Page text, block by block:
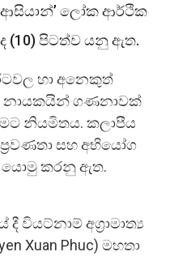
ලෝක ආර්ථික
(10) පිටත්ව යනු ඇත.
හා අනෙකුත්
නායකයින් ගණනාවක්
නියමිතය. කලාපීය
සහ අභියෝග
යොමු කරනු ඇත.
වියට්නාම් අග්‍රාමාත්‍ය
Xuan Phuc) මහතා